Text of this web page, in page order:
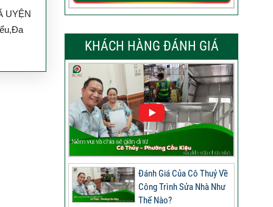
UYỆN
KHÁCH HÀNG ĐÁNH GIÁ
Đánh Giá Của Cô Thuỷ Về
Công Trình Sửa Nhà Như
Thế Nào?